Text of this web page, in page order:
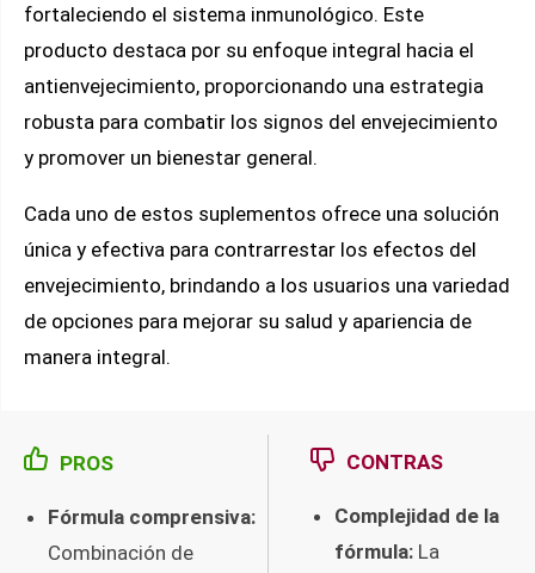
fortaleciendo el sistema inmunológico. Este
producto destaca por su enfoque integral hacia el
antienvejecimiento, proporcionando una estrategia
robusta para combatir los signos del envejecimiento
y promover un bienestar general.
Cada uno de estos suplementos ofrece una solución
única y efectiva para contrarrestar los efectos del
envejecimiento, brindando a los usuarios una variedad
de opciones para mejorar su salud y apariencia de
manera integral.
PROS
Fórmula comprensiva:
Combinación de
CONTRAS
Complejidad de la
fórmula: La